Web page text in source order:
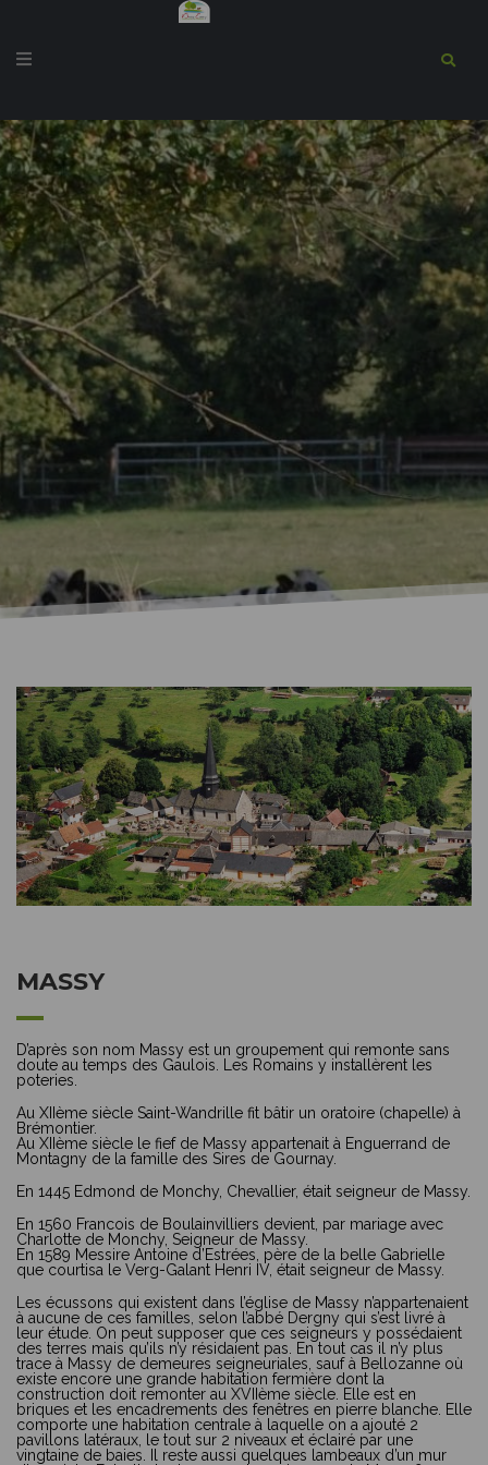
MASSY
D’après son nom Massy est un groupement qui remonte sans
doute au temps des Gaulois. Les Romains y installèrent les
poteries.
Au XIIème siècle Saint-Wandrille fit bâtir un oratoire (chapelle) à
Brémontier.
Au XIIème siècle le fief de Massy appartenait à Enguerrand de
Montagny de la famille des Sires de Gournay.
En 1445 Edmond de Monchy, Chevallier, était seigneur de Massy.
En 1560 Francois de Boulainvilliers devient, par mariage avec
Charlotte de Monchy, Seigneur de Massy.
En 1589 Messire Antoine d’Estrées, père de la belle Gabrielle
que courtisa le Verg-Galant Henri IV, était seigneur de Massy.
Les écussons qui existent dans l’église de Massy n’appartenaient
à aucune de ces familles, selon l’abbé Dergny qui s’est livré à
leur étude. On peut supposer que ces seigneurs y possédaient
des terres mais qu’ils n’y résidaient pas. En tout cas il n’y plus
trace à Massy de demeures seigneuriales, sauf à Bellozanne où
existe encore une grande habitation fermière dont la
construction doit remonter au XVIIème siècle. Elle est en
briques et les encadrements des fenêtres en pierre blanche. Elle
comporte une habitation centrale à laquelle on a ajouté 2
pavillons latéraux, le tout sur 2 niveaux et éclairé par une
vingtaine de baies. Il reste aussi quelques lambeaux d’un mur